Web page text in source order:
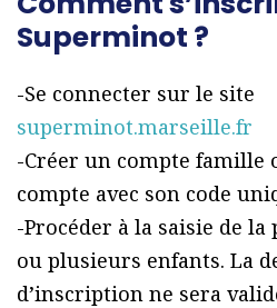
Superminot ?
-Se connecter sur le site
superminot.marseille.fr
-Créer un compte famille
compte avec son code
-Procéder à la saisie de
ou plusieurs enfants. La
d’inscription ne sera